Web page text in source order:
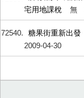
宅用地課稅
無
72540 糖果街重新出
2009-04-30
勞工寶寶命名
無
2009-04-30